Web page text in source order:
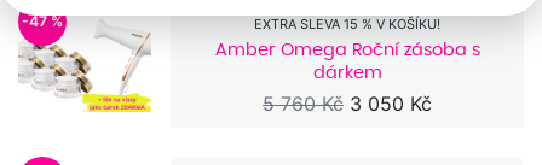
-47 % EXTRA SLEVA 15 % V KOŠÍKU!
Amber Omega Roční zásoba s
dárkem
5 760 Kč 3 050 Kč